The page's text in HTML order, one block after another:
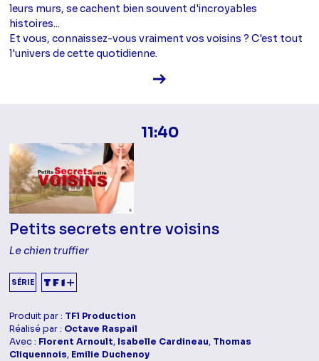
leurs murs, se cachent bien souvent d'incroyables
histoires...
Et vous, connaissez-vous vraiment vos voisins ? C'est tout
l'univers de cette quotidienne.
Voir la fiche diffusion
11:40
Petits secrets entre voisins
Le chien truffier
SÉRIE
Produit par : TF1 Production
Réalisé par : Octave Raspail
Avec : Florent Arnoult, Isabelle Cardineau, Thomas
Cliquennois, Emilie Duchenoy